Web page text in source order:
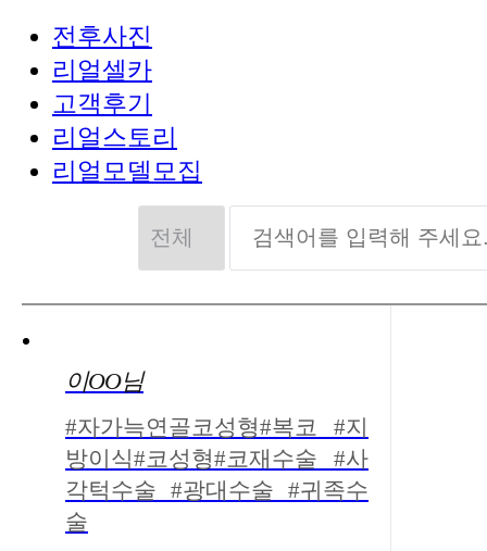
전후사진
리얼셀카
고객후기
리얼스토리
리얼모델모집
이OO님
#자가늑연골코성형#복코 #지
방이식#코성형#코재수술 #사
각턱수술 #광대수술 #귀족수
술